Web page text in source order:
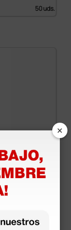
50 uds.
×